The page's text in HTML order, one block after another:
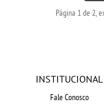
Página 1 de 2,
INSTITUCIONAL
Fale Conosco